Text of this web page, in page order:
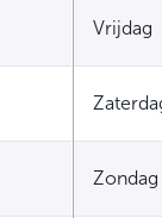
Vrijdag
Zondag